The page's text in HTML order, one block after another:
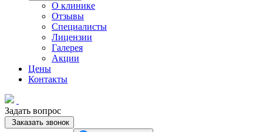
О клинике
Отзывы
Специалисты
Лицензии
Галерея
Акции
Цены
Контакты
Задать вопрос
Заказать звонок